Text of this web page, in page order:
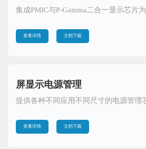
查看详情 文档下载
屏显示电源管理
提供各种不同应用不同尺寸的电源管理
查看详情 文档下载